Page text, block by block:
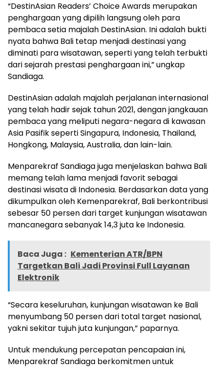
“DestinAsian Readers’ Choice Awards merupakan
penghargaan yang dipilih langsung oleh para
pembaca setia majalah DestinAsian. Ini adalah bukti
nyata bahwa Bali tetap menjadi destinasi yang
diminati para wisatawan, seperti yang telah terbukti
dari sejarah prestasi penghargaan ini,” ungkap
Sandiaga.
DestinAsian adalah majalah perjalanan internasional
yang telah hadir sejak tahun 2021, dengan jangkauan
pembaca yang meliputi negara-negara di kawasan
Asia Pasifik seperti Singapura, Indonesia, Thailand,
Hongkong, Malaysia, Australia, dan lain-lain.
Menparekraf Sandiaga juga menjelaskan bahwa Bali
memang telah lama menjadi favorit sebagai
destinasi wisata di Indonesia. Berdasarkan data yang
dikumpulkan oleh Kemenparekraf, Bali berkontribusi
sebesar 50 persen dari target kunjungan wisatawan
mancanegara sebanyak 14,3 juta ke Indonesia.
Baca Juga : Kementerian ATR/BPN
Targetkan Bali Jadi Provinsi Full Layanan
Elektronik
“Secara keseluruhan, kunjungan wisatawan ke Bali
menyumbang 50 persen dari total target nasional,
yakni sekitar tujuh juta kunjungan,” paparnya.
Untuk mendukung percepatan pencapaian ini,
Menparekraf Sandiaga berkomitmen untuk